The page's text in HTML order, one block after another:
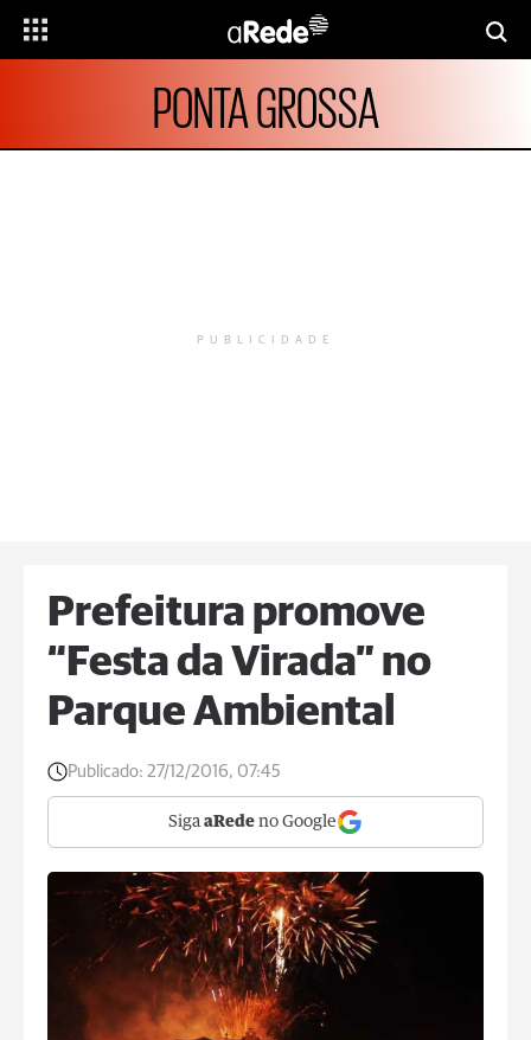
PONTA GROSSA
PUBLICIDADE
Prefeitura promove
“Festa da Virada” no
Parque Ambiental
Publicado: 27/12/2016, 07:45
Siga aRede no Google